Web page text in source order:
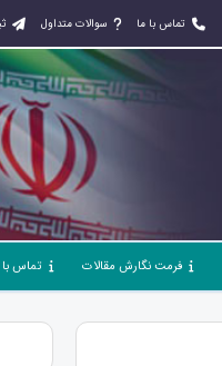
تماس با ما سوالات متداول
فرمت نگارش مقالات تماس با